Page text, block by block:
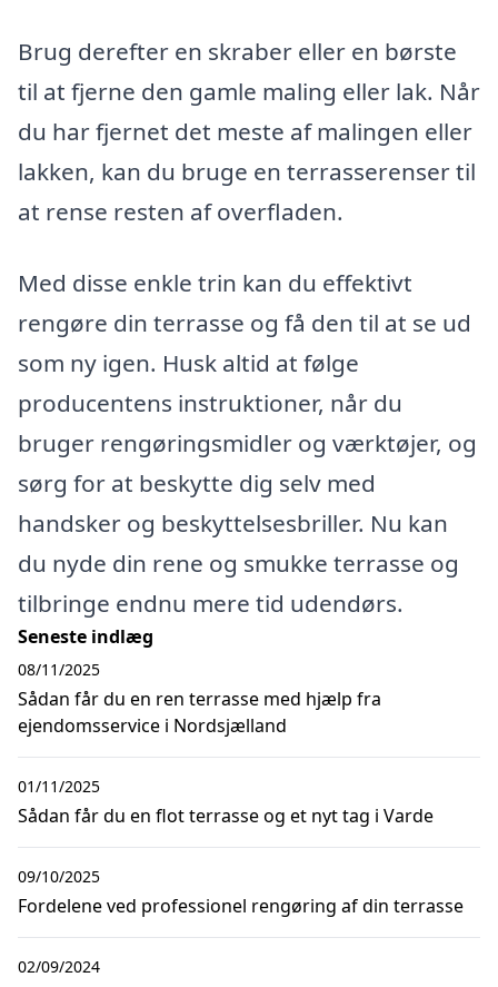
Brug derefter en skraber eller en børste
til at fjerne den gamle maling eller lak. Når
du har fjernet det meste af malingen eller
lakken, kan du bruge en terrasserenser til
at rense resten af overfladen.
Med disse enkle trin kan du effektivt
rengøre din terrasse og få den til at se ud
som ny igen. Husk altid at følge
producentens instruktioner, når du
bruger rengøringsmidler og værktøjer, og
sørg for at beskytte dig selv med
handsker og beskyttelsesbriller. Nu kan
du nyde din rene og smukke terrasse og
tilbringe endnu mere tid udendørs.
Seneste indlæg
Sådan får du en ren terrasse med hjælp fra
ejendomsservice i Nordsjælland
08/11/2025
Sådan får du en flot terrasse og et nyt tag i Varde
01/11/2025
Fordelene ved professionel rengøring af din terrasse
09/10/2025
02/09/2024